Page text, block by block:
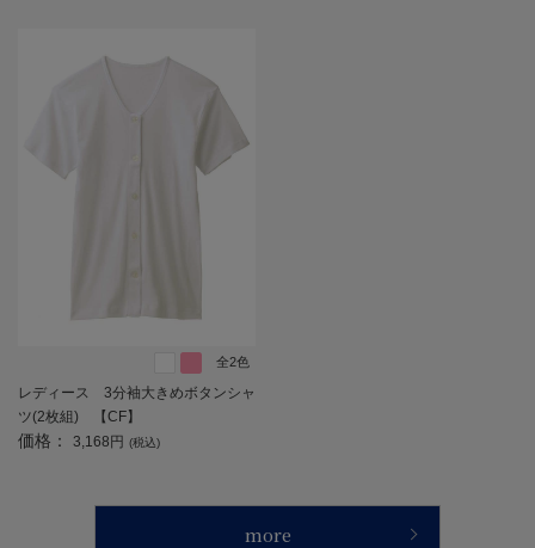
全2色
レディース 3分袖大きめボタンシャ
ツ(2枚組) 【CF】
価格： 3,168円 (税込)
more